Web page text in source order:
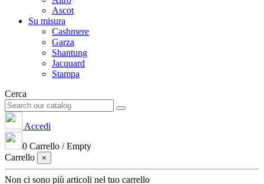
Ascot
Su misura
Cashmere
Garza
Shantung
Jacquard
Stampa
Cerca
Accedi
0 Carrello /Empty
Carrello
×
Non ci sono più articoli nel tuo carrello